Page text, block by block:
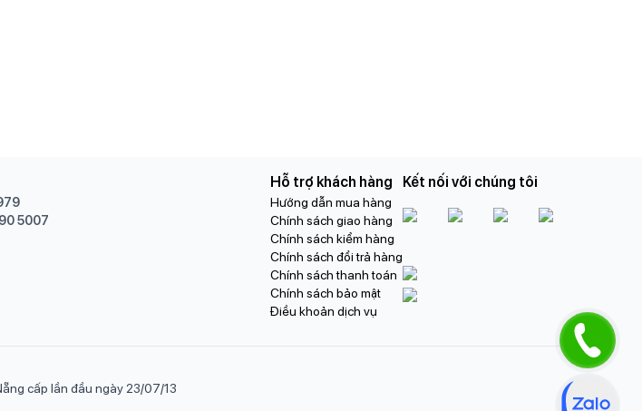
5007
Hỗ trợ khách hàng
Hướng dẫn mua hàng
Chính sách giao hàng
Chính sách kiểm hàng
Chính sách đổi trả hàng
Chính sách thanh toán
Chính sách bảo mật
Điều khoản dịch vụ
Kết nối với chúng tôi
cấp lần đầu ngày 23/07/13